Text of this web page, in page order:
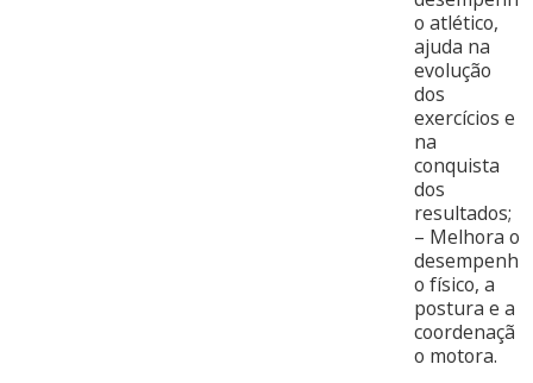
o atlético,
ajuda na
evolução
dos
exercícios e
na
conquista
dos
resultados;
– Melhora o
desempenh
o físico, a
postura e a
coordenaçã
o motora.